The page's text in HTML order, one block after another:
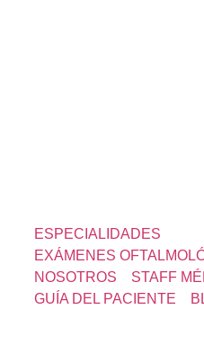
ESPECIALIDADES
EXÁMENES
NOSOTROS
STAFF
GUÍA DEL PACIENTE